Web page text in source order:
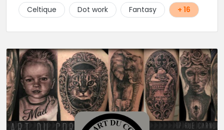
Celtique
Dot work Fantasy + 16